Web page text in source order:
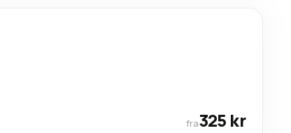
fra325 kr